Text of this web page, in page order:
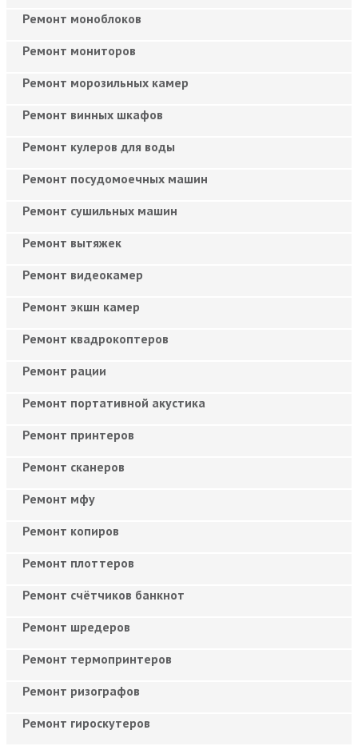
Ремонт моноблоков
Ремонт мониторов
Ремонт морозильных камер
Ремонт винных шкафов
Ремонт кулеров для воды
Ремонт посудомоечных машин
Ремонт сушильных машин
Ремонт вытяжек
Ремонт видеокамер
Ремонт экшн камер
Ремонт квадрокоптеров
Ремонт рации
Ремонт портативной акустика
Ремонт принтеров
Ремонт сканеров
Ремонт мфу
Ремонт копиров
Ремонт плоттеров
Ремонт счётчиков банкнот
Ремонт шредеров
Ремонт термопринтеров
Ремонт ризографов
Ремонт гироскутеров